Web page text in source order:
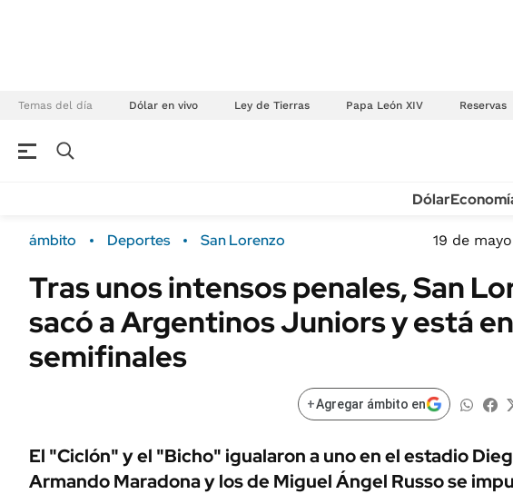
Temas del día Dólar en vivo Ley de Tierras Papa León XIV Reservas
Campo
FINANZAS
Dólar
Sustentabilidad
Seguros
URUGUAY
Dólar
ámbito Deportes San Lorenzo 19 de
Tras unos intensos penales, San
sacó a Argentinos Juniors y está en
semifinales
+Agregar ámbito en
El "Ciclón" y el "Bicho" igualaron a uno en el estadio
Armando Maradona y los de Miguel Ángel Russo se